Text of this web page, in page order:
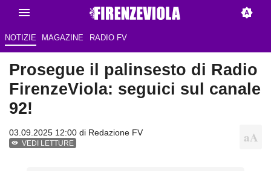
NOTIZIE MAGAZINE RADIO FV
Prosegue il palinsesto di Radio
FirenzeViola: seguici sul canale
92!
03.09.2025 12:00 di Redazione FV
VEDI LETTURE